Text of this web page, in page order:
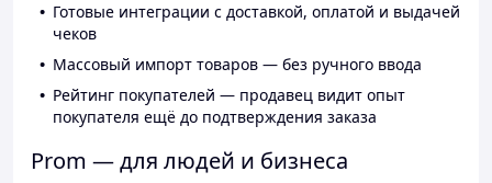
Готовые интеграции с доставкой, оплатой и выдачей
чеков
Массовый импорт товаров — без ручного ввода
Рейтинг покупателей — продавец видит опыт
покупателя ещё до подтверждения заказа
Prom — для людей и бизнеса